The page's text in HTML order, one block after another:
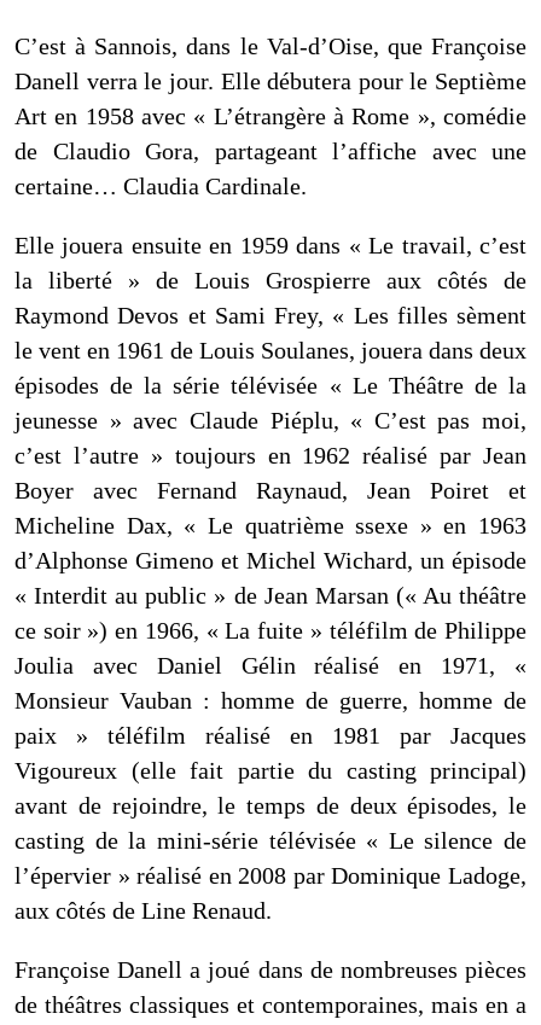
C’est à Sannois, dans le Val-d’Oise, que Françoise
Danell verra le jour. Elle débutera pour le Septième
Art en 1958 avec « L’étrangère à Rome », comédie
de Claudio Gora, partageant l’affiche avec une
certaine… Claudia Cardinale.
Elle jouera ensuite en 1959 dans «Le travail, c’est
la liberté » de Louis Grospierre aux côtés de
Raymond Devos et Sami Frey, « Les filles sèment
le vent en 1961 de Louis Soulanes, jouera dans deux
épisodes de la série télévisée « Le Théâtre de la
jeunesse » avec Claude Piéplu, « C’est pas moi,
c’est l’autre » toujours en 1962 réalisé par Jean
Boyer avec Fernand Raynaud, Jean Poiret et
Micheline Dax, « Le quatrième ssexe » en 1963
d’Alphonse Gimeno et Michel Wichard, un épisode
« Interdit au public » de Jean Marsan (« Au théâtre
ce soir ») en 1966, « La fuite » téléfilm de Philippe
Joulia avec Daniel Gélin réalisé en 1971, «
Monsieur Vauban : homme de guerre, homme de
paix » téléfilm réalisé en 1981 par Jacques
Vigoureux (elle fait partie du casting principal)
avant de rejoindre, le temps de deux épisodes, le
casting de la mini-série télévisée « Le silence de
l’épervier » réalisé en 2008 par Dominique Ladoge,
aux côtés de Line Renaud.
Françoise Danell a joué dans de nombreuses pièces
de théâtres classiques et contemporaines, mais en a